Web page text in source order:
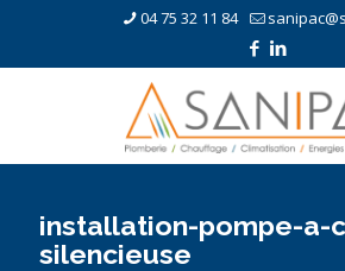
04 75 32 11 84
installation-pompe-a-
silencieuse